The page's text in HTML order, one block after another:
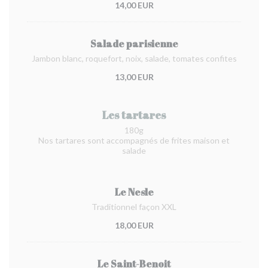
14,00 EUR
Salade parisienne
Jambon blanc, roquefort, noix, salade, tomates confites
13,00 EUR
Les tartares
180g
Nos tartares sont accompagnés de frites maison et
salade
Le Nesle
Traditionnel façon XXL
18,00 EUR
Le Saint-Benoit